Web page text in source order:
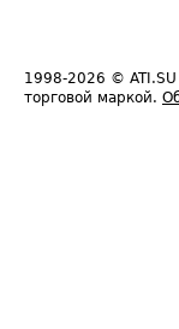
1998-2026 ©
торговой маркой.